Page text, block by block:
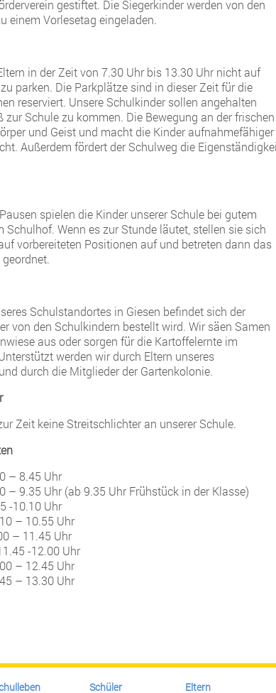
gestiftet. Die Siegerkinder werden von den
einem Vorlesetag eingeladen.
in der Zeit von 7.30 Uhr bis 13.30 Uhr nicht auf
parken. Die Parkplätze sind in dieser Zeit für die
reserviert. Unsere Schulkinder sollen angehalten
zur Schule zu kommen. Die Bewegung an der frischen
und Geist und macht die Kinder aufnahmefähiger
Außerdem fördert der Schulweg die
spielen die Kinder unserer Schule bei gutem
Schulhof. Wenn es zur Stunde läutet, stellen sie sich
vorbereiteten Positionen auf und betreten dann das
Schulstandortes in Giesen befindet sich der
von den Schulkindern bestellt wird. Wir säen Samen
aus oder sorgen für die Kartoffelernte im
werden wir durch Eltern unseres
durch die Mitglieder der Gartenkolonie.
Zeit keine Streitschlichter an unserer Schule.
– 8.45 Uhr
– 9.35 Uhr (ab 9.35 Uhr Frühstück in der Klasse)
-10.10 Uhr
– 10.55 Uhr
– 11.45 Uhr
-12.00 Uhr
– 12.45 Uhr
– 13.30 Uhr
Schüler Eltern